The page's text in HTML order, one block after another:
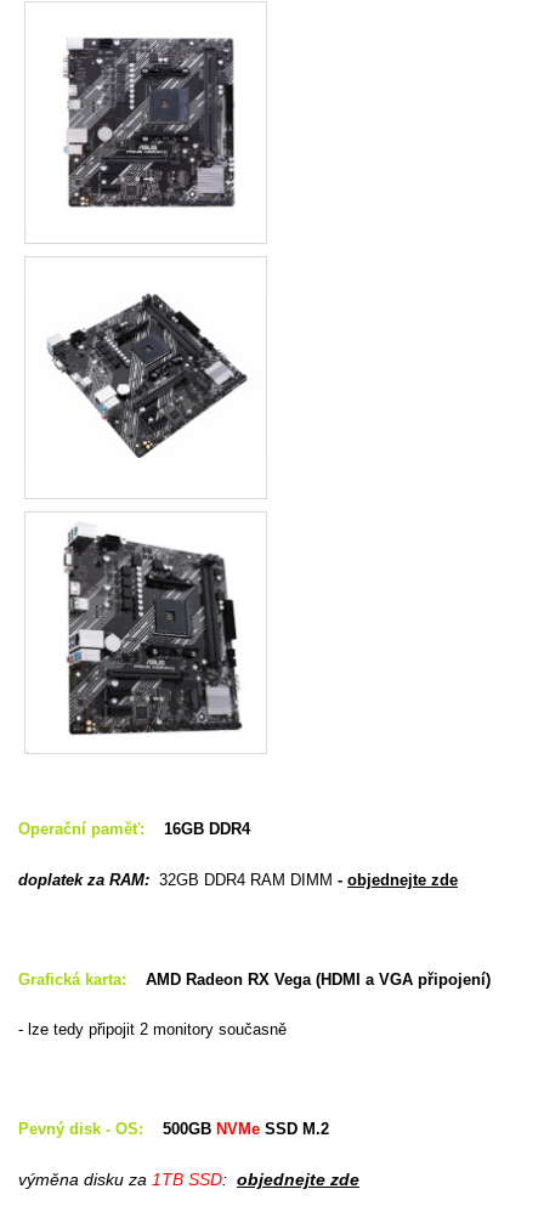
Operační paměť: 16GB DDR4
doplatek za RAM: 32GB DDR4 RAM DIMM - objednejte zde
Grafická karta: AMD Radeon RX Vega (HDMI a VGA připojení)
- lze tedy připojit 2 monitory současně
Pevný disk - OS: 500GB NVMe SSD M.2
výměna disku za 1TB SSD: objednejte zde